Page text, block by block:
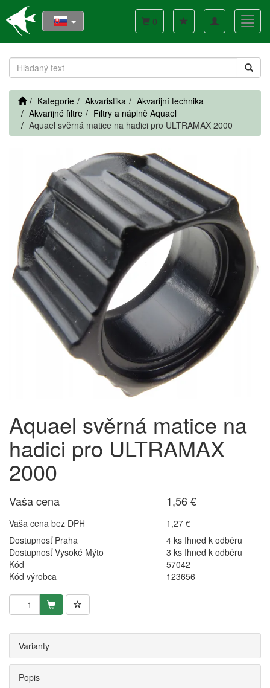
Toggle
navigation
0
Kategorie Akvaristika
Akvarijní technika
Akvarijné filtre
Filtry a náplně Aquael
Aquael svěrná matice na hadici pro ULTRAMAX 2000
Aquael svěrná matice na
hadici pro ULTRAMAX
2000
Vaša cena 1,56 €
Vaša cena bez DPH
1,27 €
Dostupnosť Praha
4 ks Ihned k odběru
Dostupnosť Vysoké Mýto
3 ks Ihned k odběru
Kód
57042
Kód výrobca
123656
Varianty
Popis